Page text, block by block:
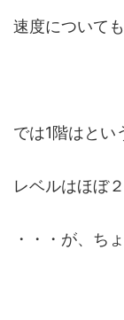
速度について
では1階はとい
レベルはほぼ
・・・が、ち